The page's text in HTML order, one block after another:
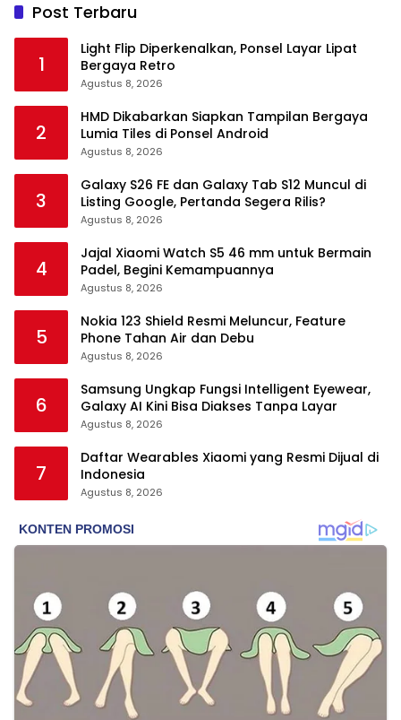
Post Terbaru
1
Light Flip Diperkenalkan, Ponsel Layar Lipat
Bergaya Retro
Agustus 8, 2026
2
HMD Dikabarkan Siapkan Tampilan Bergaya
Lumia Tiles di Ponsel Android
Agustus 8, 2026
3
Galaxy S26 FE dan Galaxy Tab S12 Muncul di
Listing Google, Pertanda Segera Rilis?
Agustus 8, 2026
4
Jajal Xiaomi Watch S5 46 mm untuk Bermain
Padel, Begini Kemampuannya
Agustus 8, 2026
5
Nokia 123 Shield Resmi Meluncur, Feature
Phone Tahan Air dan Debu
Agustus 8, 2026
6
Samsung Ungkap Fungsi Intelligent Eyewear,
Galaxy AI Kini Bisa Diakses Tanpa Layar
Agustus 8, 2026
7
Daftar Wearables Xiaomi yang Resmi Dijual di
Indonesia
Agustus 8, 2026